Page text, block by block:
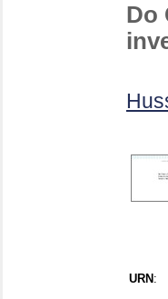
Do
URN :